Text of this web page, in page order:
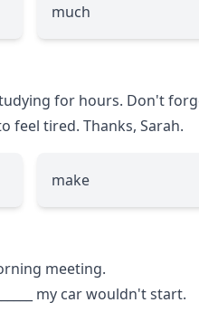
much
for hours. Don't
feel tired. Thanks, Sarah.
make
meeting.
my car wouldn't start.